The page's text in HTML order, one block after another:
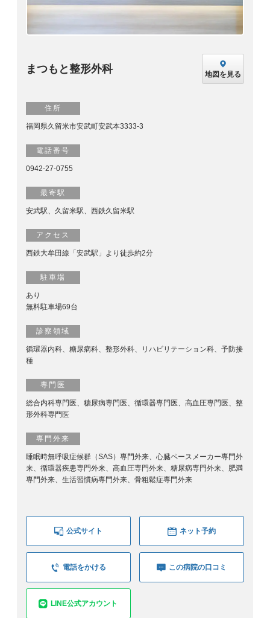
まつもと整形外科 地図を見る
住所
福岡県久留米市安武町安武本3333-3
電話番号
0942-27-0755
最寄駅
安武駅、久留米駅、西鉄久留米駅
アクセス
西鉄大牟田線「安武駅」より徒歩約2分
駐車場
あり
無料駐車場69台
診察領域
循環器内科、糖尿病科、整形外科、リハビリテーション科、予防接
種
専門医
総合内科専門医、糖尿病専門医、循環器専門医、高血圧専門医、整
形外科専門医
専門外来
睡眠時無呼吸症候群（SAS）専門外来、心臓ペースメーカー専門外
来、循環器疾患専門外来、高血圧専門外来、糖尿病専門外来、肥満
専門外来、生活習慣病専門外来、骨粗鬆症専門外来
公式サイト ネット予約
電話をかける この病院の口コミ
LINE公式アカウント